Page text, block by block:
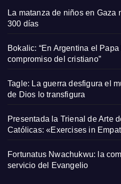
La matanza de niños en Gaza
300 días
Bokalic: “En Argentina el
compromiso del cristiano”
Tagle: La guerra desfigura el
de Dios lo transfigura
Presentada la Trienal de Arte
Católicas: «Exercises in
Fortunatus Nwachukwu: la
servicio del Evangelio